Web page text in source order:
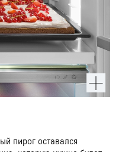
пирог оставался